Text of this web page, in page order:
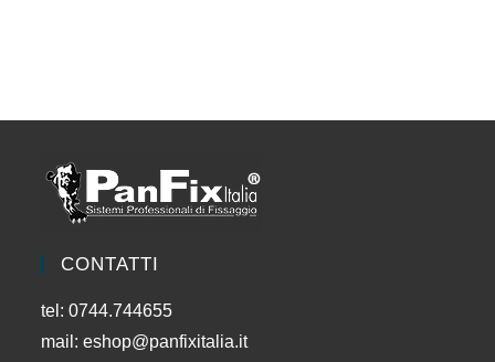
CONTATTI
tel: 0744.744655
mail:eshop@panfixitalia.it